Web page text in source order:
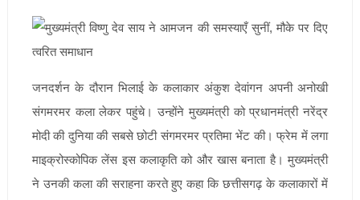
जनदर्शन के दौरान भिलाई के कलाकार अंकुश देवांगन अपनी अनोखी
संगमरमर कला लेकर पहुंचे। उन्होंने मुख्यमंत्री को प्रधानमंत्री नरेंद्र
मोदी की दुनिया की सबसे छोटी संगमरमर प्रतिमा भेंट की। फ्रेम में लगा
माइक्रोस्कोपिक लेंस इस कलाकृति को और खास बनाता है। मुख्यमंत्री
ने उनकी कला की सराहना करते हुए कहा कि छत्तीसगढ़ के कलाकारों में